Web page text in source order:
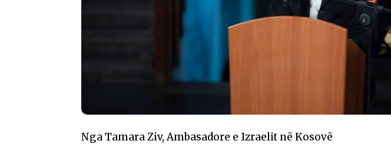
Nga Tamara Ziv, Ambasadore e Izraelit në Kosovë